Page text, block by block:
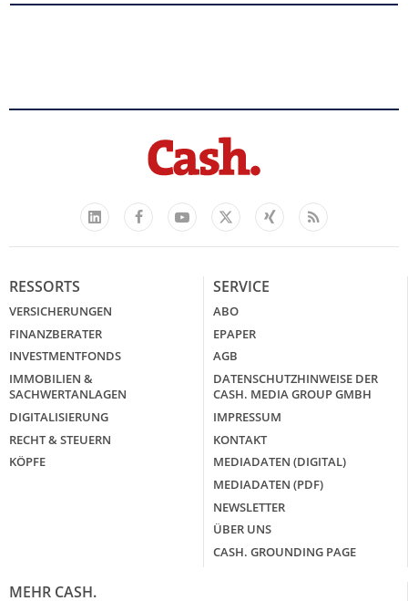
LinkedIn
FacebookYouTube
X
Xing Feed
RESSORTS
VERSICHERUNGEN
FINANZBERATER
INVESTMENTFONDS
IMMOBILIEN &
SACHWERTANLAGEN
DIGITALISIERUNG
RECHT & STEUERN
KÖPFE
SERVICE
ABO
EPAPER
AGB
DATENSCHUTZHINWEISE DER
CASH. MEDIA GROUP GMBH
IMPRESSUM
KONTAKT
MEDIADATEN (DIGITAL)
MEDIADATEN (PDF)
NEWSLETTER
ÜBER UNS
CASH. GROUNDING PAGE
MEHR CASH.